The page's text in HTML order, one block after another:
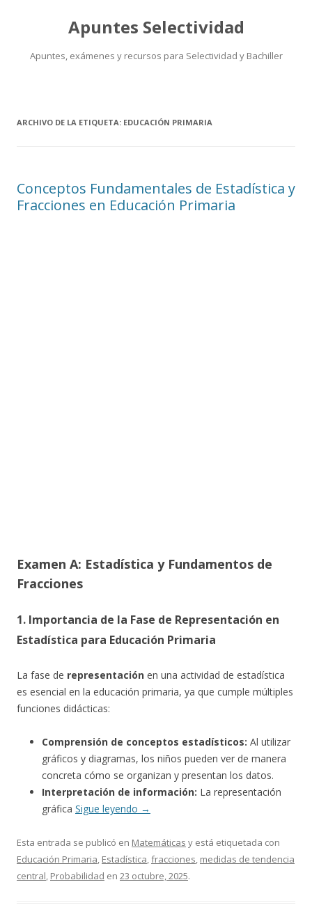
Apuntes Selectividad
Apuntes, exámenes y recursos para Selectividad y Bachiller
ARCHIVO DE LA ETIQUETA: EDUCACIÓN PRIMARIA
Conceptos Fundamentales de Estadística y
Fracciones en Educación Primaria
Examen A: Estadística y Fundamentos de
Fracciones
1. Importancia de la Fase de Representación en
Estadística para Educación Primaria
La fase de representación en una actividad de estadística
es esencial en la educación primaria, ya que cumple múltiples
funciones didácticas:
Comprensión de conceptos estadísticos: Al utilizar
gráficos y diagramas, los niños pueden ver de manera
concreta cómo se organizan y presentan los datos.
Interpretación de información: La representación
gráfica Sigue leyendo →
Esta entrada se publicó en Matemáticas y está etiquetada con
Educación Primaria, Estadística,fracciones, medidas de tendencia
central, Probabilidad en 23 octubre, 2025.